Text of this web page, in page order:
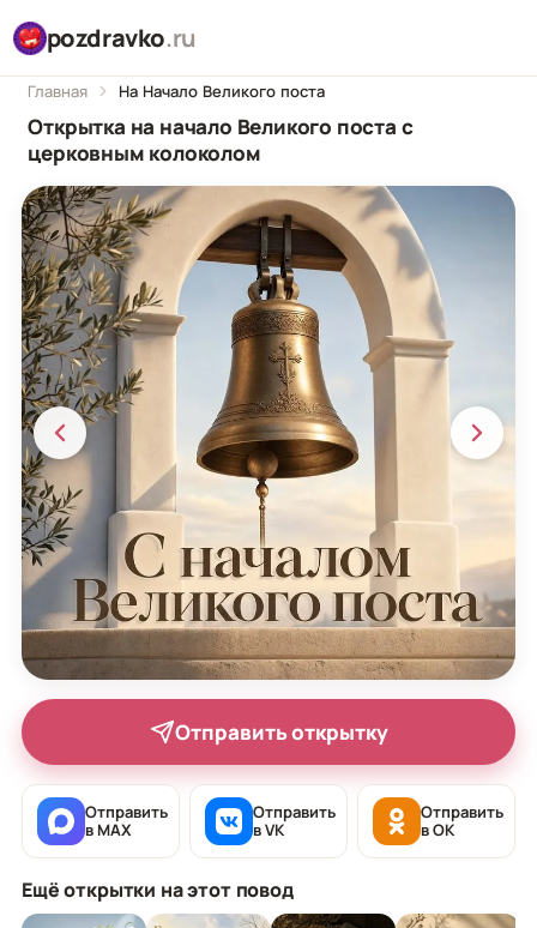
pozdravko.ru
Главная На Начало Великого поста
Открытка на начало Великого поста с
церковным колоколом
Отправить открытку
Отправить
в MAX
Отправить
в VK
Отправить
в OK
Ещё открытки на этот повод